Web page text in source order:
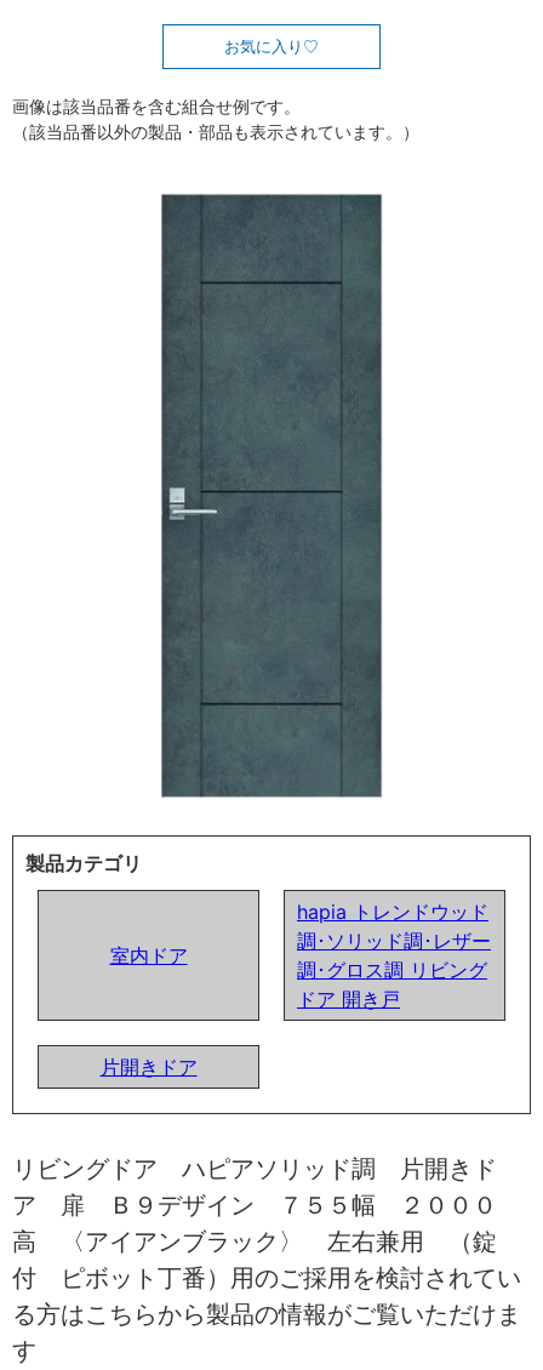
お気に入り
画像は該当品番を含む組合せ例です。
（該当品番以外の製品・部品も表示されています。）
製品カテゴリ
室内ドア
hapia トレンドウッド
調･ソリッド調･レザー
調･グロス調 リビング
ドア 開き戸
片開きドア
リビングドア ハピアソリッド調 片開きド
ア 扉 Ｂ９デザイン ７５５幅 ２０００
高 〈アイアンブラック〉 左右兼用 （錠
付 ピボット丁番）用のご採用を検討されてい
る方はこちらから製品の情報がご覧いただけま
す